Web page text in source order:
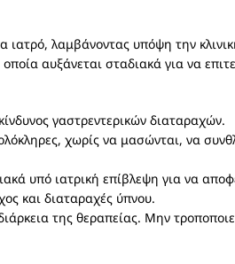
ιατρό, λαμβάνοντας υπόψη την
αυξάνεται σταδιακά για να
γαστρεντερικών διαταραχών.
χωρίς να μασώνται, να
υπό ιατρική επίβλεψη για να
και διαταραχές ύπνου.
της θεραπείας. Μην